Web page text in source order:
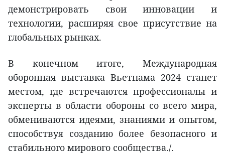
демонстрировать свои инновации и
технологии, расширяя свое присутствие на
глобальных рынках.
В конечном итоге, Международная
оборонная выставка Вьетнама 2024 станет
местом, где встречаются профессионалы и
эксперты в области обороны со всего мира,
обмениваются идеями, знаниями и опытом,
способствуя созданию более безопасного и
стабильного мирового сообщества./.